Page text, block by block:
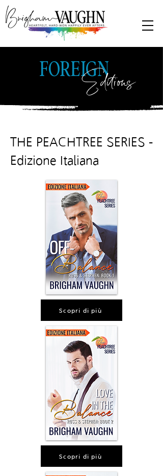
FOREIGNEditions
THE PEACHTREE SERIES -
Edizione Italiana
Scopri di più
Scopri di più